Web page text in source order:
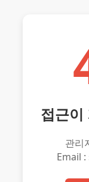
접근이
관리
Email